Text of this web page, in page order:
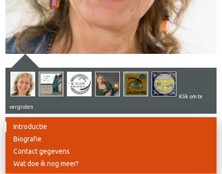
Klik om te
vergroten
Introductie
Biografie
Contact gegevens
Wat doe ik nog meer?